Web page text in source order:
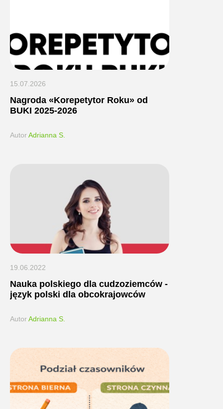
15.07.2026
Nagroda «Korepetytor Roku» od
BUKI 2025-2026
AutorAdrianna S.
19.06.2022
Nauka polskiego dla cudzoziemców -
język polski dla obcokrajowców
AutorAdrianna S.